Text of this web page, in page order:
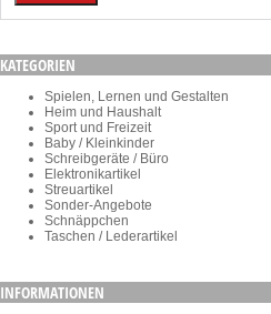
KATEGORIEN
Spielen, Lernen und Gestalten
Heim und Haushalt
Sport und Freizeit
Baby / Kleinkinder
Schreibgeräte / Büro
Elektronikartikel
Streuartikel
Sonder-Angebote
Schnäppchen
Taschen / Lederartikel
INFORMATIONEN